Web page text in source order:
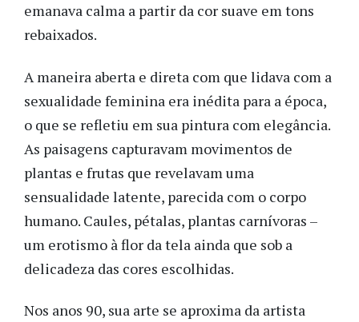
emanava calma a partir da cor suave em tons
rebaixados.
A maneira aberta e direta com que lidava com a
sexualidade feminina era inédita para a época,
o que se refletiu em sua pintura com elegância.
As paisagens capturavam movimentos de
plantas e frutas que revelavam uma
sensualidade latente, parecida com o corpo
humano. Caules, pétalas, plantas carnívoras –
um erotismo à flor da tela ainda que sob a
delicadeza das cores escolhidas.
Nos anos 90, sua arte se aproxima da artista